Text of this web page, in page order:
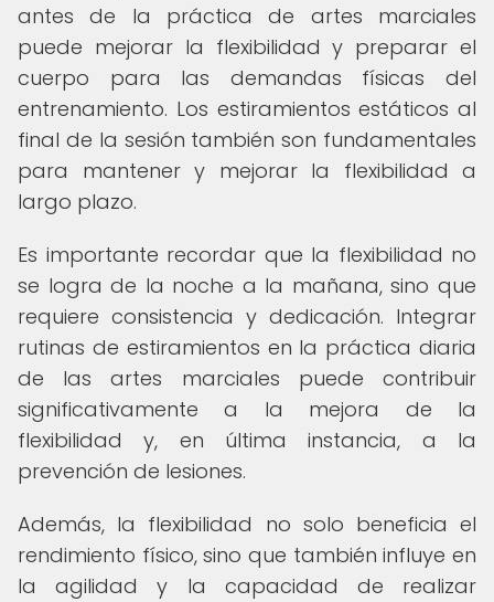
antes de la práctica de artes marciales
puede mejorar la flexibilidad y preparar el
cuerpo para las demandas físicas del
entrenamiento. Los estiramientos estáticos al
final de la sesión también son fundamentales
para mantener y mejorar la flexibilidad a
largo plazo.
Es importante recordar que la flexibilidad no
se logra de la noche a la mañana, sino que
requiere consistencia y dedicación. Integrar
rutinas de estiramientos en la práctica diaria
de las artes marciales puede contribuir
significativamente a la mejora de la
flexibilidad y, en última instancia, a la
prevención de lesiones.
Además, la flexibilidad no solo beneficia el
rendimiento físico, sino que también influye en
la agilidad y la capacidad de realizar